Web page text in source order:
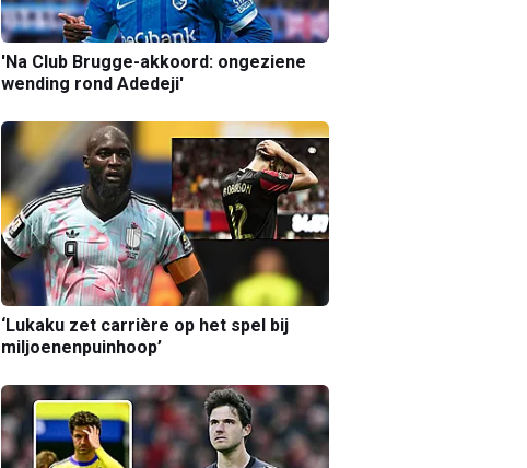
'Na Club Brugge-akkoord: ongeziene
wending rond Adedeji'
‘Lukaku zet carrière op het spel bij
miljoenenpuinhoop’